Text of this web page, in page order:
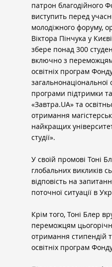
патрон благодійного
виступить перед
молодіжного форуму,
Віктора Пінчука у
збере понад 300
включно з
освітніх програм
загальнонаціональної
програми підтримки
«Завтра.UA» та
отримання
найкращих
студії».
У своїй промові Тоні
глобальних викликів
відповість на
поточної ситуації в
Крім того, Тоні Блер
переможцям
отримання стипендій
освітніх програм